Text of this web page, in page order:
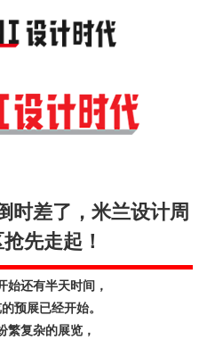
时差了，米兰设计周
先走起！
始还有半天时间，
预展已经开始。
繁复杂的展览，